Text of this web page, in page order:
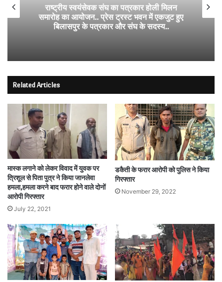
सकरी थाना क्षेत्र में हत्या…सिर मे वारकर युवक की
हत्या….पुलिस कर रही जांच…
Related Articles
मास्क लगाने को लेकर विवाद में युवक पर
त्रिशूल से पिता पुत्र ने किया जानलेवा
हमला,हमला करने बाद फरार होने वाले दोनों
आरोपी गिरफ्तार
July 22, 2021
डकैती के फरार आरोपी को पुलिस ने किया
गिरफ्तार
November 29, 2022